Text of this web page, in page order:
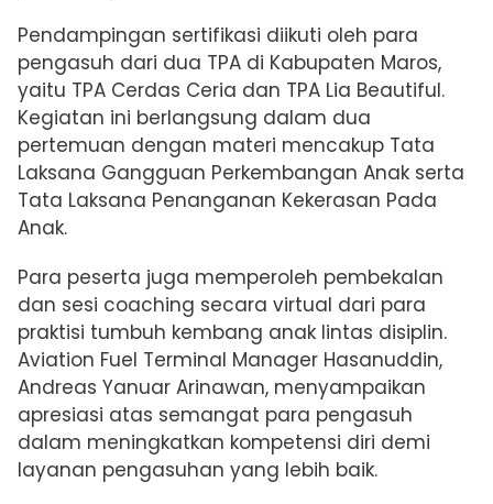
Pendampingan sertifikasi diikuti oleh para
pengasuh dari dua TPA di Kabupaten Maros,
yaitu TPA Cerdas Ceria dan TPA Lia Beautiful.
Kegiatan ini berlangsung dalam dua
pertemuan dengan materi mencakup Tata
Laksana Gangguan Perkembangan Anak serta
Tata Laksana Penanganan Kekerasan Pada
Anak.
Para peserta juga memperoleh pembekalan
dan sesi coaching secara virtual dari para
praktisi tumbuh kembang anak lintas disiplin.
Aviation Fuel Terminal Manager Hasanuddin,
Andreas Yanuar Arinawan, menyampaikan
apresiasi atas semangat para pengasuh
dalam meningkatkan kompetensi diri demi
layanan pengasuhan yang lebih baik.